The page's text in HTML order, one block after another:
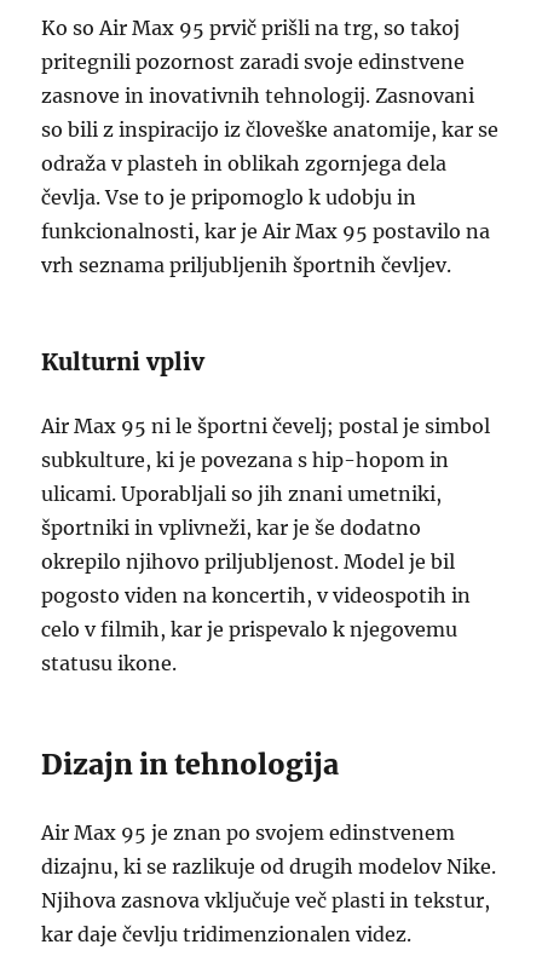
Ko so Air Max 95 prvič prišli na trg, so takoj
pritegnili pozornost zaradi svoje edinstvene
zasnove in inovativnih tehnologij. Zasnovani
so bili z inspiracijo iz človeške anatomije, kar se
odraža v plasteh in oblikah zgornjega dela
čevlja. Vse to je pripomoglo k udobju in
funkcionalnosti, kar je Air Max 95 postavilo na
vrh seznama priljubljenih športnih čevljev.
Kulturni vpliv
Air Max 95 ni le športni čevelj; postal je simbol
subkulture, ki je povezana s hip-hopom in
ulicami. Uporabljali so jih znani umetniki,
športniki in vplivneži, kar je še dodatno
okrepilo njihovo priljubljenost. Model je bil
pogosto viden na koncertih, v videospotih in
celo v filmih, kar je prispevalo k njegovemu
statusu ikone.
Dizajn in tehnologija
Air Max 95 je znan po svojem edinstvenem
dizajnu, ki se razlikuje od drugih modelov Nike.
Njihova zasnova vključuje več plasti in tekstur,
kar daje čevlju tridimenzionalen videz.